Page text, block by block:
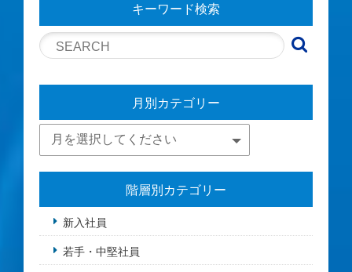
キーワード検索
月別カテゴリー
階層別カテゴリー
新入社員
若手・中堅社員